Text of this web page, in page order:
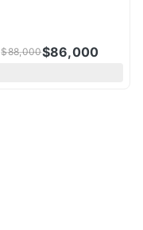
$88,000$86,000